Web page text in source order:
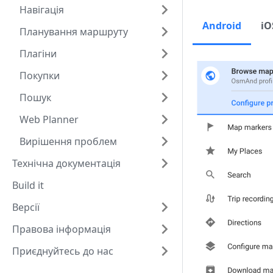
Навігація
Планування маршруту
Плагіни
Покупки
Пошук
Web Planner
Вирішення проблем
Технічна документація
Build it
Версії
Правова інформація
Приєднуйтесь до нас
Android